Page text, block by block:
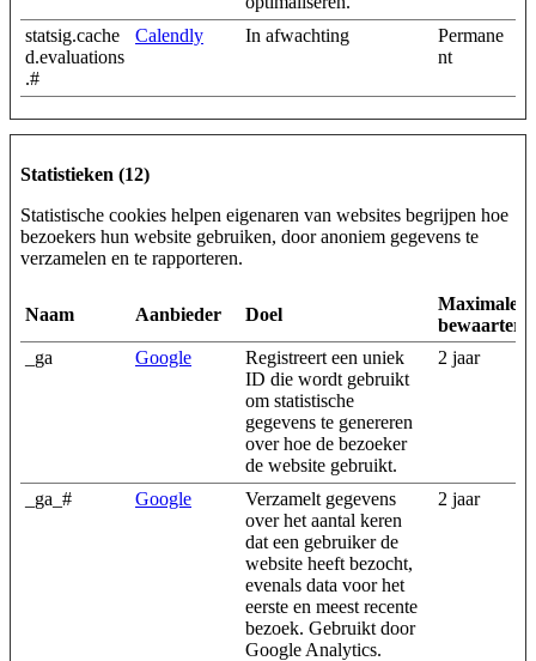
statsig.cache
d.evaluations
.#
Calendly In afwachting
Permane
nt
Statistieken (12)
Statistische cookies helpen eigenaren van websites begrijpen hoe
bezoekers hun website gebruiken, door anoniem gegevens te
verzamelen en te rapporteren.
Naam Aanbieder Doel
Maximale
_ga
Google
Registreert een uniek
ID die wordt gebruikt
om statistische
gegevens te genereren
over hoe de bezoeker
de website gebruikt.
2 jaar
_ga_# Google
Verzamelt gegevens
over het aantal keren
dat een gebruiker de
website heeft bezocht,
evenals data voor het
eerste en meest recente
bezoek. Gebruikt door
Google Analytics.
2 jaar